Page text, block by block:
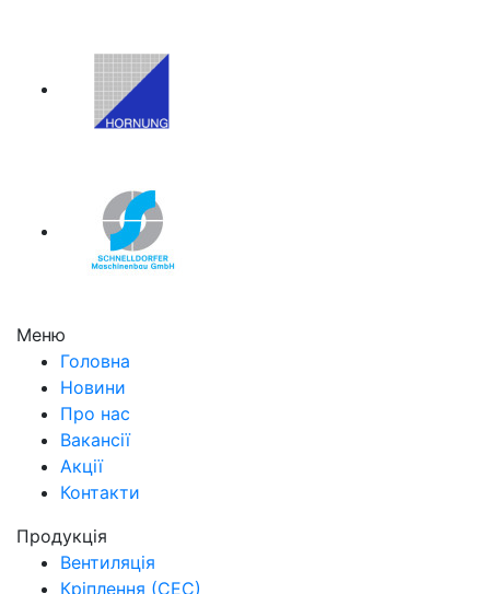
Меню
Головна
Новини
Про нас
Вакансії
Акції
Контакти
Продукція
Вентиляція
Кріплення (СЕС)